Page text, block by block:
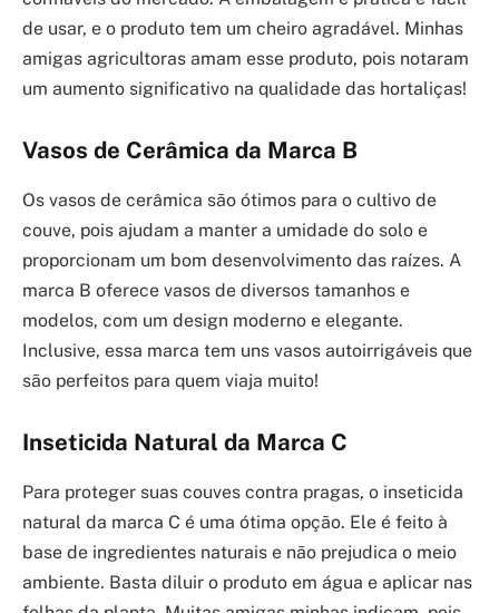
de usar, e o produto tem um cheiro agradável. Minhas
amigas agricultoras amam esse produto, pois notaram
um aumento significativo na qualidade das hortaliças!
Vasos de Cerâmica da Marca B
Os vasos de cerâmica são ótimos para o cultivo de
couve, pois ajudam a manter a umidade do solo e
proporcionam um bom desenvolvimento das raízes. A
marca B oferece vasos de diversos tamanhos e
modelos, com um design moderno e elegante.
Inclusive, essa marca tem uns vasos autoirrigáveis que
são perfeitos para quem viaja muito!
Inseticida Natural da Marca C
Para proteger suas couves contra pragas, o inseticida
natural da marca C é uma ótima opção. Ele é feito à
base de ingredientes naturais e não prejudica o meio
ambiente. Basta diluir o produto em água e aplicar nas